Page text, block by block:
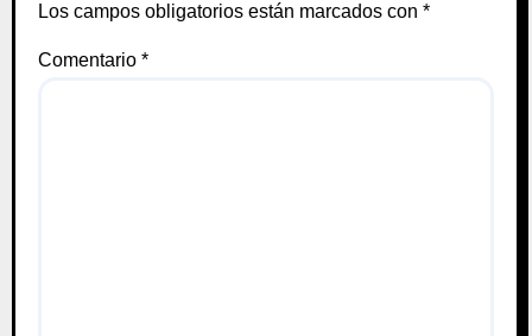
Los campos obligatorios están marcados con *
Comentario *